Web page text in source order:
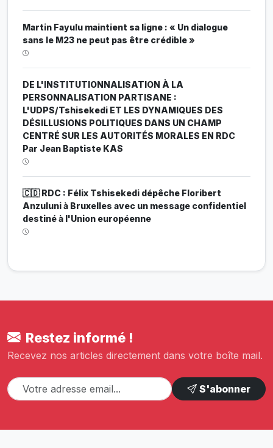
Martin Fayulu maintient sa ligne : « Un dialogue
sans le M23 ne peut pas être crédible »
DE L'INSTITUTIONNALISATION À LA
PERSONNALISATION PARTISANE :
L'UDPS/Tshisekedi ET LES DYNAMIQUES DES
DÉSILLUSIONS POLITIQUES DANS UN CHAMP
CENTRÉ SUR LES AUTORITÉS MORALES EN RDC
Par Jean Baptiste KAS
🇨🇩 RDC : Félix Tshisekedi dépêche Floribert
Anzuluni à Bruxelles avec un message confidentiel
destiné à l'Union européenne
Restez informé !
Recevez nos articles directement dans votre boîte mail.
S'abonner